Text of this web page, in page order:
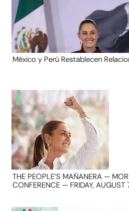
México y Perú Restablecen
THE PEOPLE’S MAÑANERA —
CONFERENCE — FRIDAY,